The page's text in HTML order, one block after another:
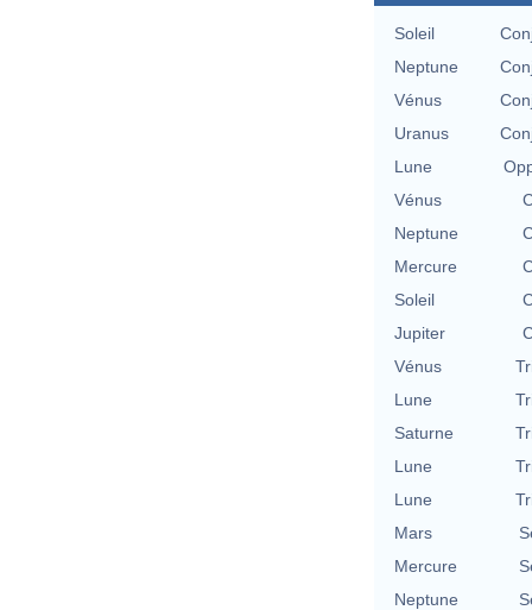
Soleil
Neptune
Vénus
Uranus
Lune
Vénus
Neptune
Mercure
Soleil
Jupiter
Vénus
Lune
Saturne
Lune
Lune
Mars
Mercure
Neptune